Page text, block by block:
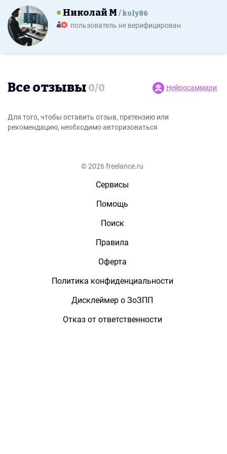
Николай М koly86
пользователь не верифицирован
Все отзывы 0/0 Нейросаммари
Для того, чтобы оставить отзыв, претензию или
рекомендацию, необходимо авторизоваться
© 2026 freelance.ru
Сервисы
Помощь
Поиск
Правила
Оферта
Политика конфиденциальности
Дисклеймер о ЗоЗПП
Отказ от ответственности